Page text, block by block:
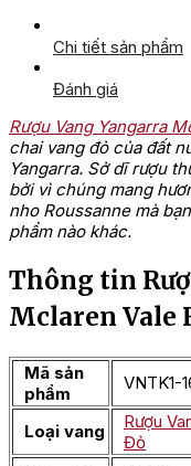
Chi tiết sản phẩm
Đánh giá
Rượu Vang Yangarra
chai vang đỏ của đất
Yangarra. Sở dĩ rượu
bởi vì chúng mang
nho Roussanne mà
phẩm nào khác.
Thông tin
Mclaren Vale
Mã sản
phẩm
VNTK1-
Loại vang
Rượu
Đỏ